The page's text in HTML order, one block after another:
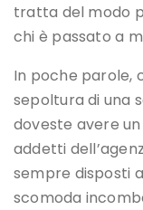
tratta del modo
chi è passato a
In poche parole,
sepoltura di una
doveste avere
addetti
sempre disposti
scomoda